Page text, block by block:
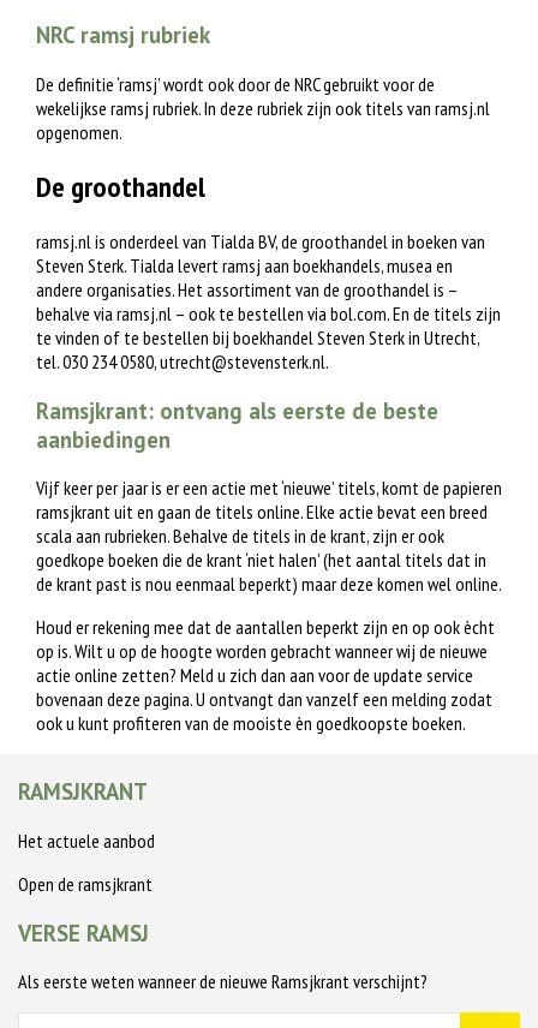
NRC ramsj rubriek
De definitie ‘ramsj’ wordt ook door de NRC gebruikt voor de
wekelijkse ramsj rubriek. In deze rubriek zijn ook titels van ramsj.nl
opgenomen.
De groothandel
ramsj.nl is onderdeel van Tialda BV, de groothandel in boeken van
Steven Sterk. Tialda levert ramsj aan boekhandels, musea en
andere organisaties. Het assortiment van de groothandel is –
behalve via ramsj.nl – ook te bestellen via bol.com. En de titels zijn
te vinden of te bestellen bij boekhandel Steven Sterk in Utrecht,
tel. 030 234 0580,utrecht@stevensterk.nl.
Ramsjkrant: ontvang als eerste de beste
aanbiedingen
Vijf keer per jaar is er een actie met ‘nieuwe’ titels, komt de papieren
ramsjkrant uit en gaan de titels online. Elke actie bevat een breed
scala aan rubrieken. Behalve de titels in de krant, zijn er ook
goedkope boeken die de krant ‘niet halen’ (het aantal titels dat in
de krant past is nou eenmaal beperkt) maar deze komen wel online.
Houd er rekening mee dat de aantallen beperkt zijn en op ook ècht
op is. Wilt u op de hoogte worden gebracht wanneer wij de nieuwe
actie online zetten? Meld u zich dan aan voor de update service
bovenaan deze pagina. U ontvangt dan vanzelf een melding zodat
ook u kunt profiteren van de mooiste èn goedkoopste boeken.
RAMSJKRANT
Het actuele aanbod
Open de ramsjkrant
VERSE RAMSJ
Als eerste weten wanneer de nieuwe Ramsjkrant verschijnt?